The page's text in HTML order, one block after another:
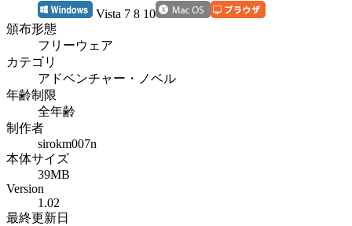
Vista 7 8 10
頒布形態
フリーウェア
カテゴリ
アドベンチャー・ノベル
年齢制限
全年齢
制作者
sirokm007n
本体サイズ
39MB
Version
1.02
最終更新日